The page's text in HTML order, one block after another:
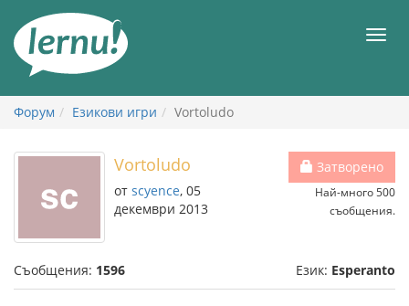
съдържанието
Форум Езикови игри Vortoludo
Затворено
Най-много 500
съобщения.
Vortoludo
от scyence, 05
декември 2013
Съобщения: 1596 Език: Esperanto